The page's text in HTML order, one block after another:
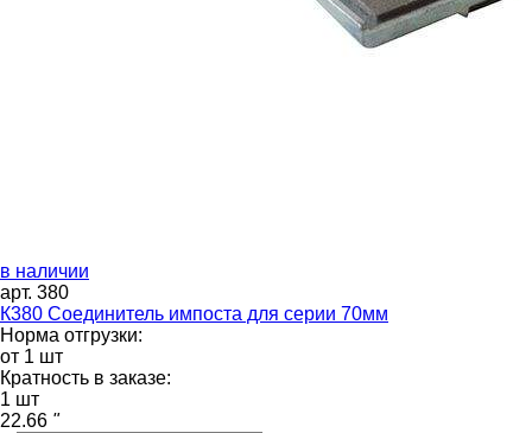
в наличии
арт. 380
К380 Соединитель импоста для серии 70мм
Норма отгрузки:
от 1 шт
Кратность в заказе:
1 шт
22.66 "